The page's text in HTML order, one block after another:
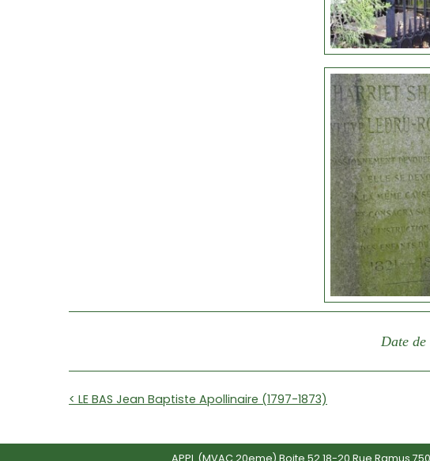
Date
< LE BAS Jean Baptiste Apollinaire (1797-1873)
APPL (MVAC 20eme) Boite 52 18-20 Rue Ramus